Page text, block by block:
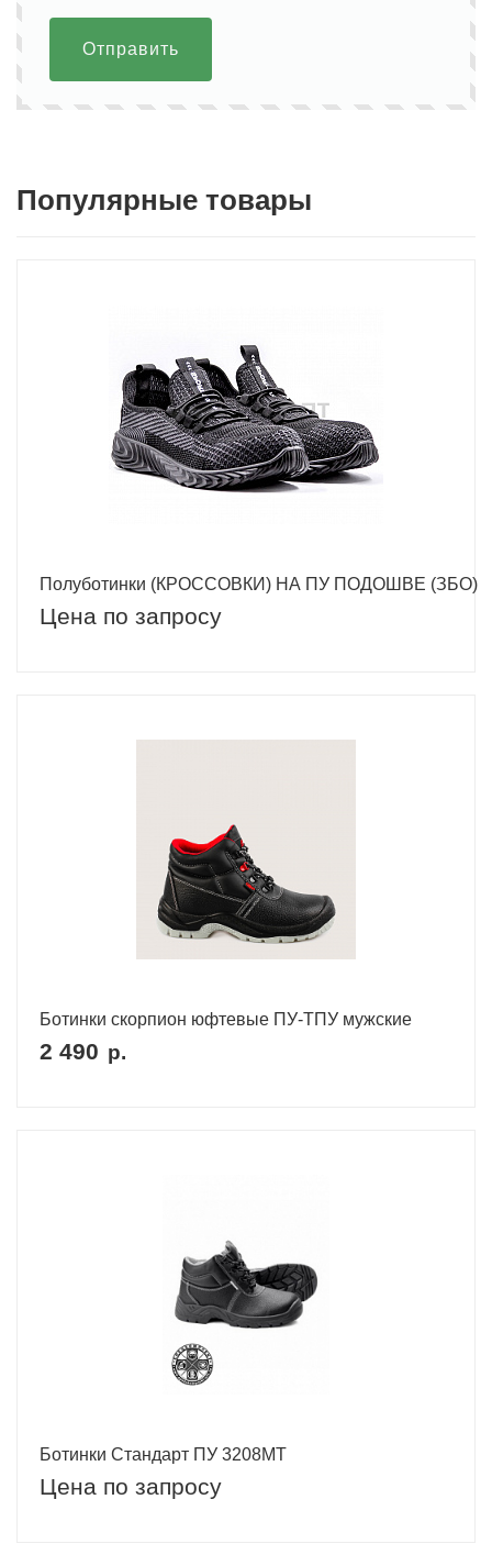
Отправить
Популярные товары
Полуботинки (КРОССОВКИ) НА ПУ ПОДОШВЕ (ЗБО)
Цена по запросу
Ботинки скорпион юфтевые ПУ-ТПУ мужские
2 490 р.
Ботинки Стандарт ПУ 3208МТ
Цена по запросу